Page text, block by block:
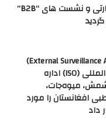
کنفرانس تواصل تجارتی و نشست های “B2B”
هیئت تفتیش (External Surveillance Audit)
سازمان استندرد بین‌المللی (ISO) اداره
میوه‌جات،
افغانستان را مورد
داد